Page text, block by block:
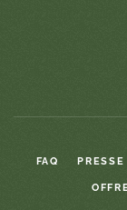
FAQ PRESSE